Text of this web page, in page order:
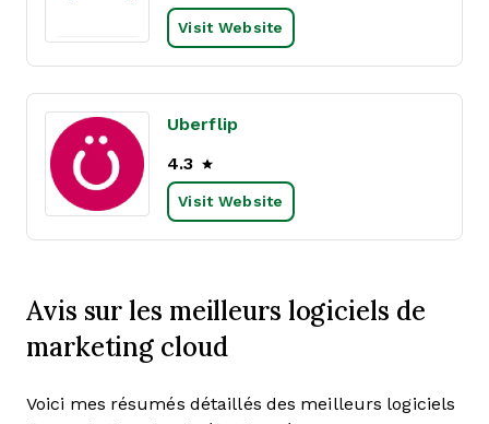
Visit Website
Uberflip
4.3
Visit Website
Avis sur les meilleurs logiciels de
marketing cloud
Voici mes résumés détaillés des meilleurs logiciels